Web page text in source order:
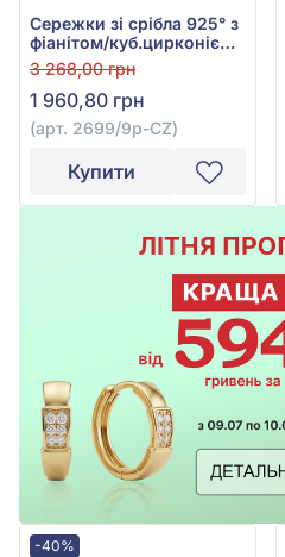
Сережки зі срібла 925° з
фіанітом/куб.цирконієм,
арт. 2699/9р-CZ
3 268,00 грн
1 960,80 грн
(арт. 2699/9р-CZ)
Купити
-40%